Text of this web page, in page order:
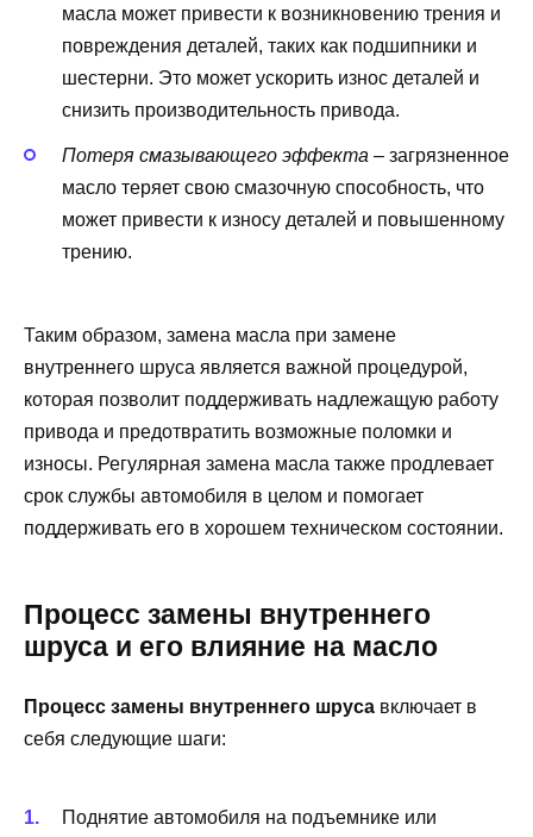
масла может привести к возникновению трения и
повреждения деталей, таких как подшипники и
шестерни. Это может ускорить износ деталей и
снизить производительность привода.
Потеря смазывающего эффекта – загрязненное
масло теряет свою смазочную способность, что
может привести к износу деталей и повышенному
трению.
Таким образом, замена масла при замене
внутреннего шруса является важной процедурой,
которая позволит поддерживать надлежащую работу
привода и предотвратить возможные поломки и
износы. Регулярная замена масла также продлевает
срок службы автомобиля в целом и помогает
поддерживать его в хорошем техническом состоянии.
Процесс замены внутреннего
шруса и его влияние на масло
Процесс замены внутреннего шруса включает в
себя следующие шаги:
Поднятие автомобиля на подъемнике или